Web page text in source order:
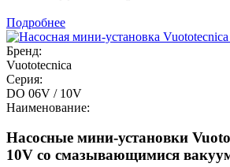
Подробнее
Бренд:
Vuototecnica
Серия:
DO 06V / 10V
Наименование:
Насосные мини-установки
10V со смазывающимися